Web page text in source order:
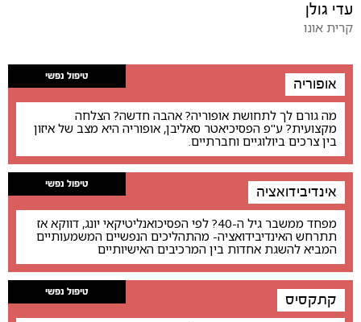
עדי גולן
קרית אונו
טיפול נפשי אופוריה
מה גורם לך לתחושת אופוריה? אהבה חדשה? הצלחה
מקצועית? ע"פ הפסיכיאטר סאליבן, אופוריה היא מצב של איזון
בין צרכים ביולוגיים וחברתיים.
טיפול נפשי אינדיבידואציה
מפחד ממשבר גיל ה-40? לפי הפסיכואנליטיקאי יונג, דווקא אז
תתרחש האינדיבידואציה- מהתהליכים הנפשיים המשמעותיים
המביא להשגת אחדות בין המרכיבים האישיותיים
טיפול נפשי קתקסיס